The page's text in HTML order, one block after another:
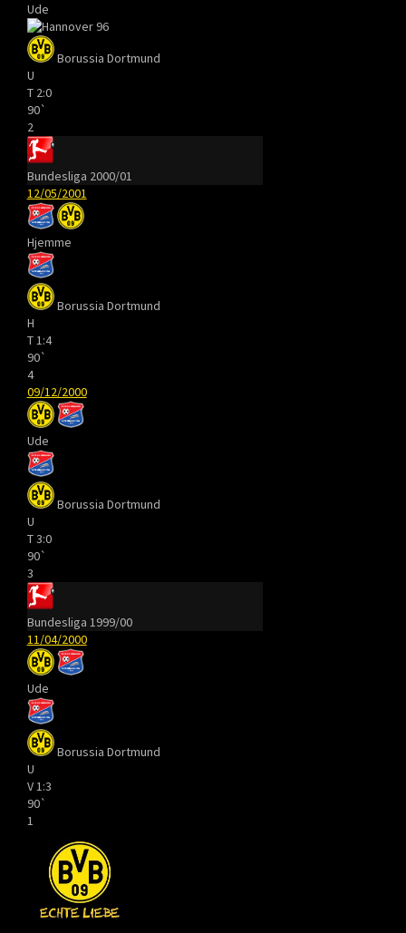
Ude
Borussia Dortmund
U
T 2:0
90`
2
Bundesliga 2000/01
12/05/2001
Hjemme
Borussia Dortmund
H
T 1:4
90`
4
09/12/2000
Ude
Borussia Dortmund
U
T3:0
90`
3
Bundesliga 1999/00
11/04/2000
Ude
Borussia Dortmund
U
V 1:3
90`
1